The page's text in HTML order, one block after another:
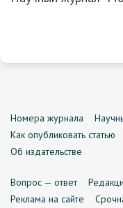
Номера журнала
Как опубликовать статью
Об издательстве
Вопрос — ответ
Реклама на сайте